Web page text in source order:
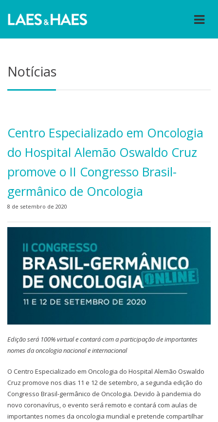
Notícias
Centro Especializado em Oncologia
do Hospital Alemão Oswaldo Cruz
promove o II Congresso Brasil-
germânico de Oncologia
8 de setembro de 2020
Edição será 100% virtual e contará com a participação de importantes
nomes da oncologia nacional e internacional
O Centro Especializado em Oncologia do Hospital Alemão Oswaldo
Cruz promove nos dias 11 e 12 de setembro, a segunda edição do
Congresso Brasil-germânico de Oncologia. Devido à pandemia do
novo coronavírus, o evento será remoto e contará com aulas de
importantes nomes da oncologia mundial e pretende compartilhar